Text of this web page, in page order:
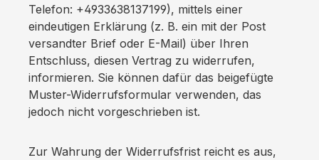
Telefon: +4933638137199), mittels einer
eindeutigen Erklärung (z. B. ein mit der Post
versandter Brief oder E-Mail) über Ihren
Entschluss, diesen Vertrag zu widerrufen,
informieren. Sie können dafür das beigefügte
Muster-Widerrufsformular verwenden, das
jedoch nicht vorgeschrieben ist.
Zur Wahrung der Widerrufsfrist reicht es aus,